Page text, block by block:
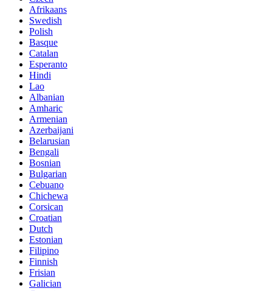
Afrikaans
Swedish
Polish
Basque
Catalan
Esperanto
Hindi
Lao
Albanian
Amharic
Armenian
Azerbaijani
Belarusian
Bengali
Bosnian
Bulgarian
Cebuano
Chichewa
Corsican
Croatian
Dutch
Estonian
Filipino
Finnish
Frisian
Galician